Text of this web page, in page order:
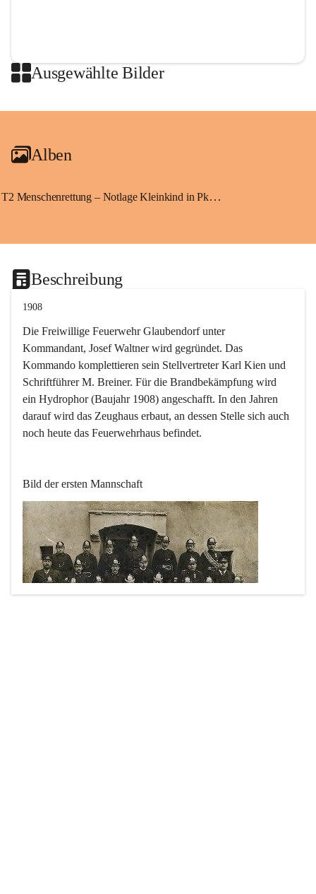
Ausgewählte Bilder
+2
Alben
T2 Menschenrettung – Notlage Kleinkind in Pkw eingeschlossen
Beschreibung
1908
Die Freiwillige Feuerwehr Glaubendorf unter
Kommandant, Josef Waltner wird gegründet. Das
Kommando komplettieren sein Stellvertreter Karl Kien und
Schriftführer M. Breiner. Für die Brandbekämpfung wird
ein Hydrophor (Baujahr 1908) angeschafft. In den Jahren
darauf wird das Zeughaus erbaut, an dessen Stelle sich auch
noch heute das Feuerwehrhaus befindet.
Bild der ersten Mannschaft